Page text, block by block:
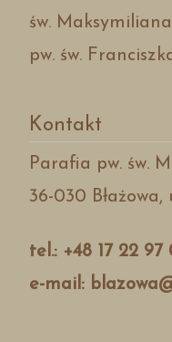
św.
pw. św.
Kontakt
Parafia pw. św.
36-030
tel.: +48 17 22 97
e-mail: